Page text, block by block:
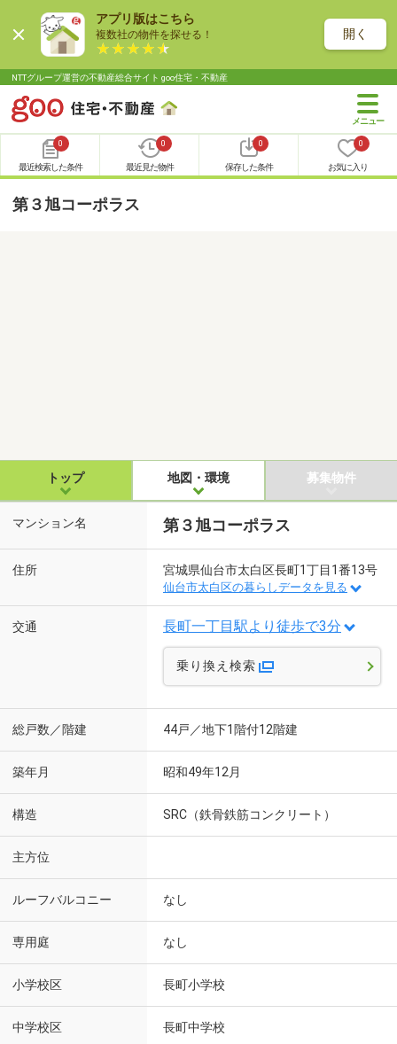
アプリ版はこちら
複数社の物件を探せる！ 開く
NTTグループ運営の不動産総合サイト goo住宅・不動産
0
最近検索した条件
0
最近見た物件
0
保存した条件
0
お気に入り
第３旭コーポラス
トップ 地図・環境 募集物件
マンション名 第３旭コーポラス
住所 宮城県仙台市太白区長町1丁目1番13号
仙台市太白区の暮らしデータを見る
交通 長町一丁目駅より徒歩で3分
乗り換え検索
総戸数／階建 44戸／地下1階付12階建
築年月 昭和49年12月
構造 SRC（鉄骨鉄筋コンクリート）
主方位
ルーフバルコニー なし
専用庭 なし
小学校区 長町小学校
中学校区 長町中学校